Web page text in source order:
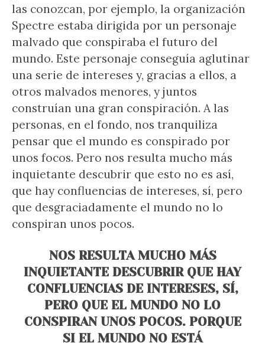
las conozcan, por ejemplo, la organización
Spectre estaba dirigida por un personaje
malvado que conspiraba el futuro del
mundo. Este personaje conseguía aglutinar
una serie de intereses y, gracias a ellos, a
otros malvados menores, y juntos
construían una gran conspiración. A las
personas, en el fondo, nos tranquiliza
pensar que el mundo es conspirado por
unos focos. Pero nos resulta mucho más
inquietante descubrir que esto no es así,
que hay confluencias de intereses, sí, pero
que desgraciadamente el mundo no lo
conspiran unos pocos.
NOS RESULTA MUCHO MÁS
INQUIETANTE DESCUBRIR QUE HAY
CONFLUENCIAS DE INTERESES, SÍ,
PERO QUE EL MUNDO NO LO
CONSPIRAN UNOS POCOS. PORQUE
SI EL MUNDO NO ESTÁ